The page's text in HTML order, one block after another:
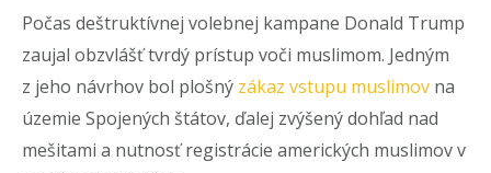
Počas deštruktívnej volebnej kampane Donald Trump
zaujal obzvlášť tvrdý prístup voči muslimom. Jedným
z jeho návrhov bol plošný zákaz vstupu muslimov na
územie Spojených štátov, ďalej zvýšený dohľad nad
mešitami a nutnosť registrácie amerických muslimov v